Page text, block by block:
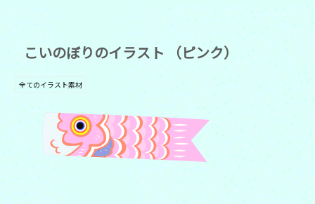
こいのぼりのイラスト （ピンク）
全てのイラスト素材